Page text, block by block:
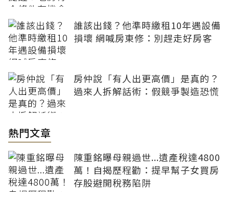
誰該出錢？他準時繳租10年遇設備
損壞 網喊房東修：別趕走好房客
房仲說「有人出更高價」是真的？
過來人拆解話術：假競爭製造恐慌
熱門文章
陳重銘曝母親過世...遺產稅達4800
萬！自揭歷程勸：提早幫子女買房
存股避開稅務陷阱